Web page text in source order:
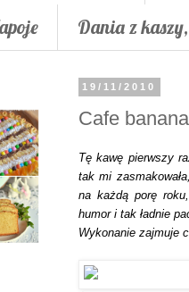
Dania z
19/11/2010
Cafe
Tę kawę pierwszy
tak mi
na każdą porę
humor i tak ładnie
Wykonanie zajmuje